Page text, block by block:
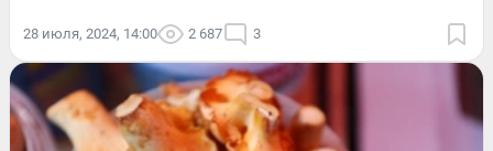
28 июля, 2024, 14:00 2 687 3